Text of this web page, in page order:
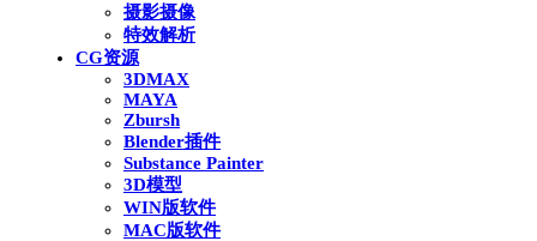
摄影摄像
特效解析
CG资源
3DMAX
MAYA
Zbursh
Blender插件
Substance Painter
3D模型
WIN版软件
MAC版软件